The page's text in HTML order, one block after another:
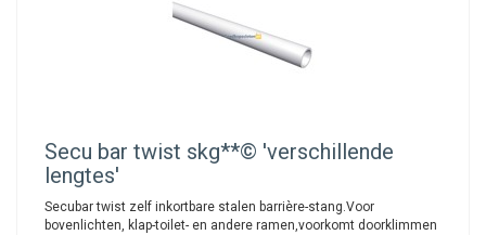
Secu bar twist skg**© 'verschillende
lengtes'
Secubar twist zelf inkortbare stalen barrière-stang.Voor
bovenlichten, klap-toilet- en andere ramen,voorkomt doorklimmen